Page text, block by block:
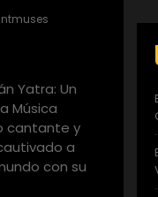
Yatra: Un
Música
cantante y
a
con su